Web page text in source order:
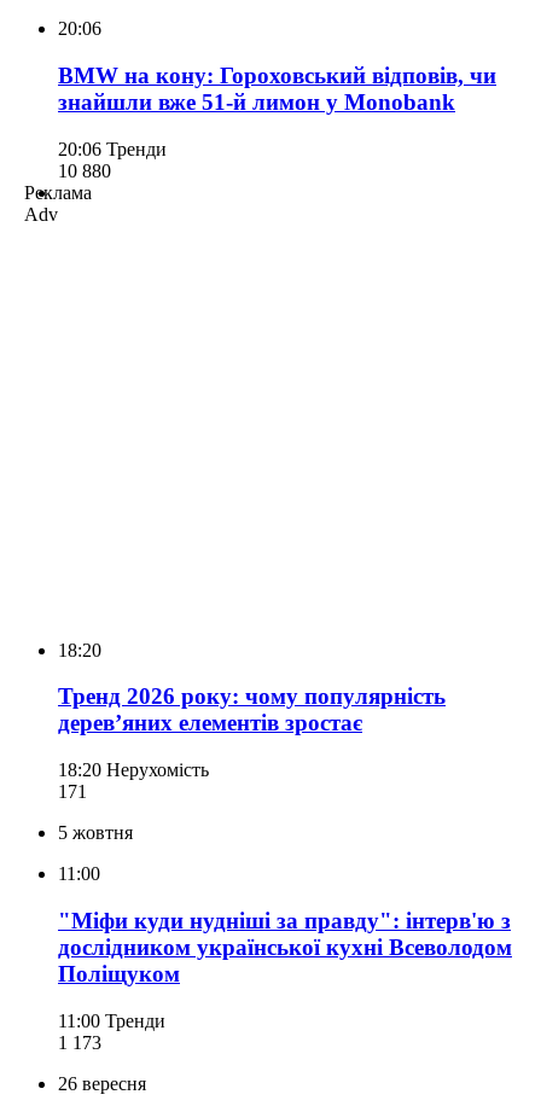
20:06
BMW на кону: Гороховський відповів, чи
знайшли вже 51-й лимон у Monobank
20:06 Тренди
10 880
Реклама
Adv
18:20
Тренд 2026 року: чому популярність
дерев’яних елементів зростає
18:20 Нерухомість
171
5 жовтня
11:00
"Міфи куди нудніші за правду": інтерв'ю з
дослідником української кухні Всеволодом
Поліщуком
11:00 Тренди
1 173
26 вересня